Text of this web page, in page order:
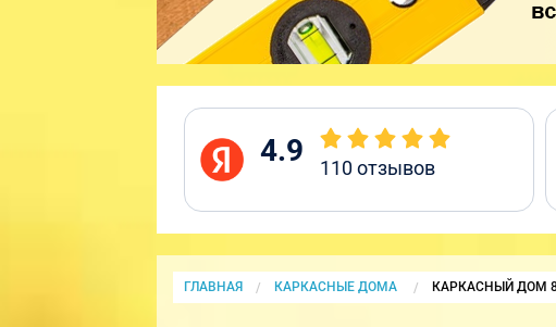
4.9 110отзывов
ГЛАВНАЯ КАРКАСНЫЕ ДОМА CURRENT:
КАРКАСНЫЙ ДОМ